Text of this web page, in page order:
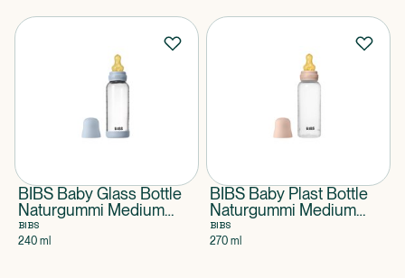
BIBS Baby Glass Bottle
Naturgummi Medium
Flow Blue
BIBS
240 ml
BIBS Baby Plast Bottle
Naturgummi Medium
Flow Blush
BIBS
270 ml